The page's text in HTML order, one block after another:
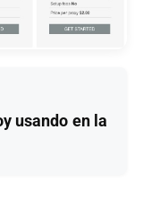
usando en la